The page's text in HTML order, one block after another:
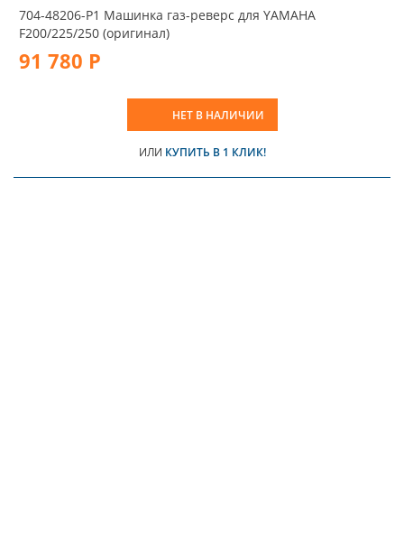
704-48206-P1 Машинка газ-реверс для YAMAHA
F200/225/250 (оригинал)
91 780 Р
НЕТ В НАЛИЧИИ
ИЛИ КУПИТЬ В 1 КЛИК!